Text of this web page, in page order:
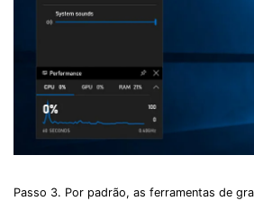
Passo 3. Por padrão, as ferramentas de